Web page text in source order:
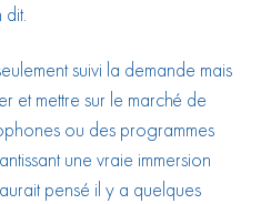
suivi la demande mais
et mettre sur le marché de
ou des programmes
une vraie immersion
pensé il y a quelques